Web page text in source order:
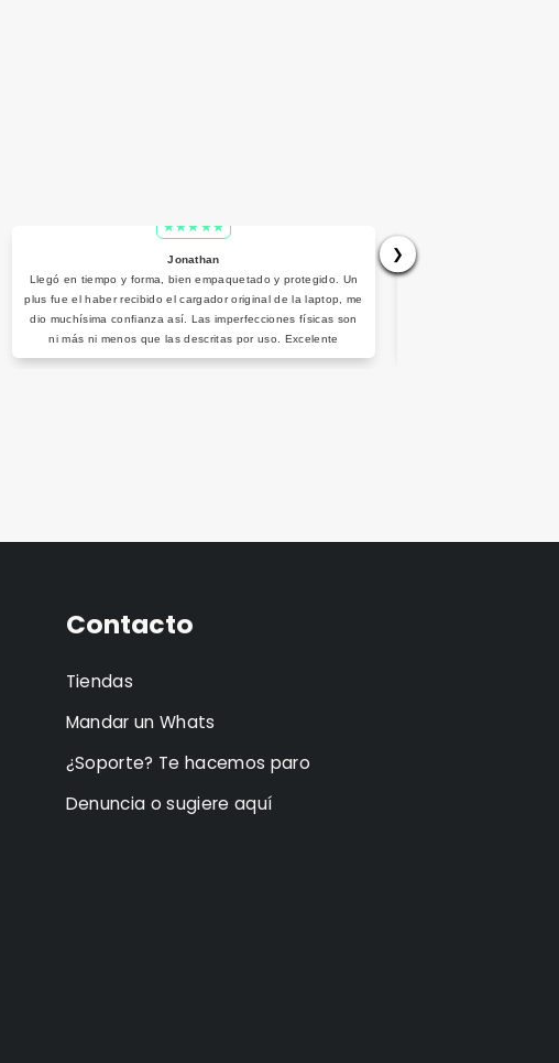
❯
Jonathan
Llegó en tiempo y forma, bien empaquetado y protegido. Un
plus fue el haber recibido el cargador original de la laptop, me
dio muchísima confianza así. Las imperfecciones físicas son
ni más ni menos que las descritas por uso. Excelente
funcionamiento. 100% recomendado.
Contacto
Tiendas
Mandar un Whats
¿Soporte? Te hacemos paro
Denuncia o sugiere aquí